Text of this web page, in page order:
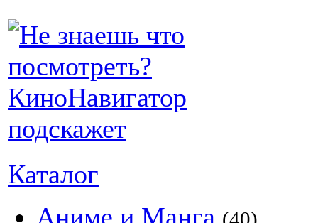
Каталог
Аниме и Манга